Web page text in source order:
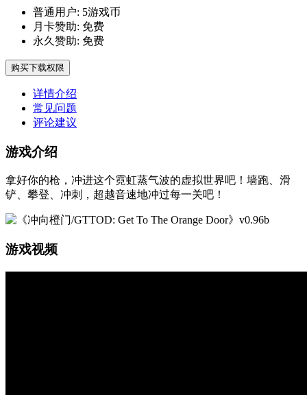
普通用户: 5游戏币
月卡赞助: 免费
永久赞助: 免费
购买下载权限
详情介绍
常见问题
评论建议
游戏介绍
拿好你的枪，冲进这个霓虹蒸气波的虚拟世界吧！墙跑、滑
铲、攀登、冲刺，超越音速地冲过每一关吧！
游戏视频